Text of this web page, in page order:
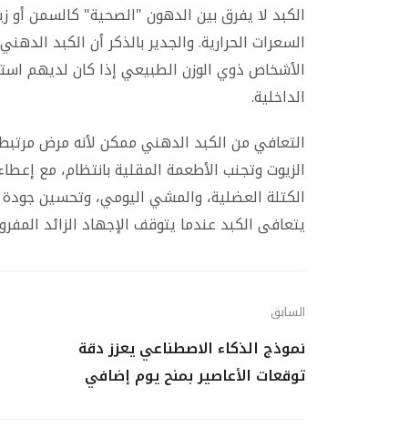
الكبد لا يفرق بين الدهون "الصحية" كالسمن أو
السعرات الحرارية. والجدير بالذكر أن الكبد
الأشخاص ذوي الوزن الطبيعي إذا كان لديهم
الداخلية.
التعافي من الكبد الدهني ممكن لأنه مرض
الزيوت وتجنب الأطعمة المقلية بانتظام، مع
الكتلة العضلية، والمشي اليومي، وتحسين جودة
يتعافى الكبد عندما يتوقف الإجهاد الزائد
السابق
نموذج الذكاء الاصطناعي يعزز دقة
توقعات الأعاصير بمنح يوم إضافي